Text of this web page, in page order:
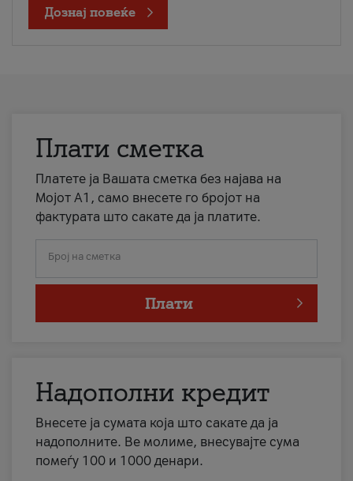
Дознај повеќе
Плати сметка
Платете ја Вашата сметка без најава на
Мојот А1, само внесете го бројот на
фактурата што сакате да ја платите.
Број на сметка
Плати
Надополни кредит
Внесете ја сумата која што сакате да ја
надополните. Ве молиме, внесувајте сума
помеѓу 100 и 1000 денари.